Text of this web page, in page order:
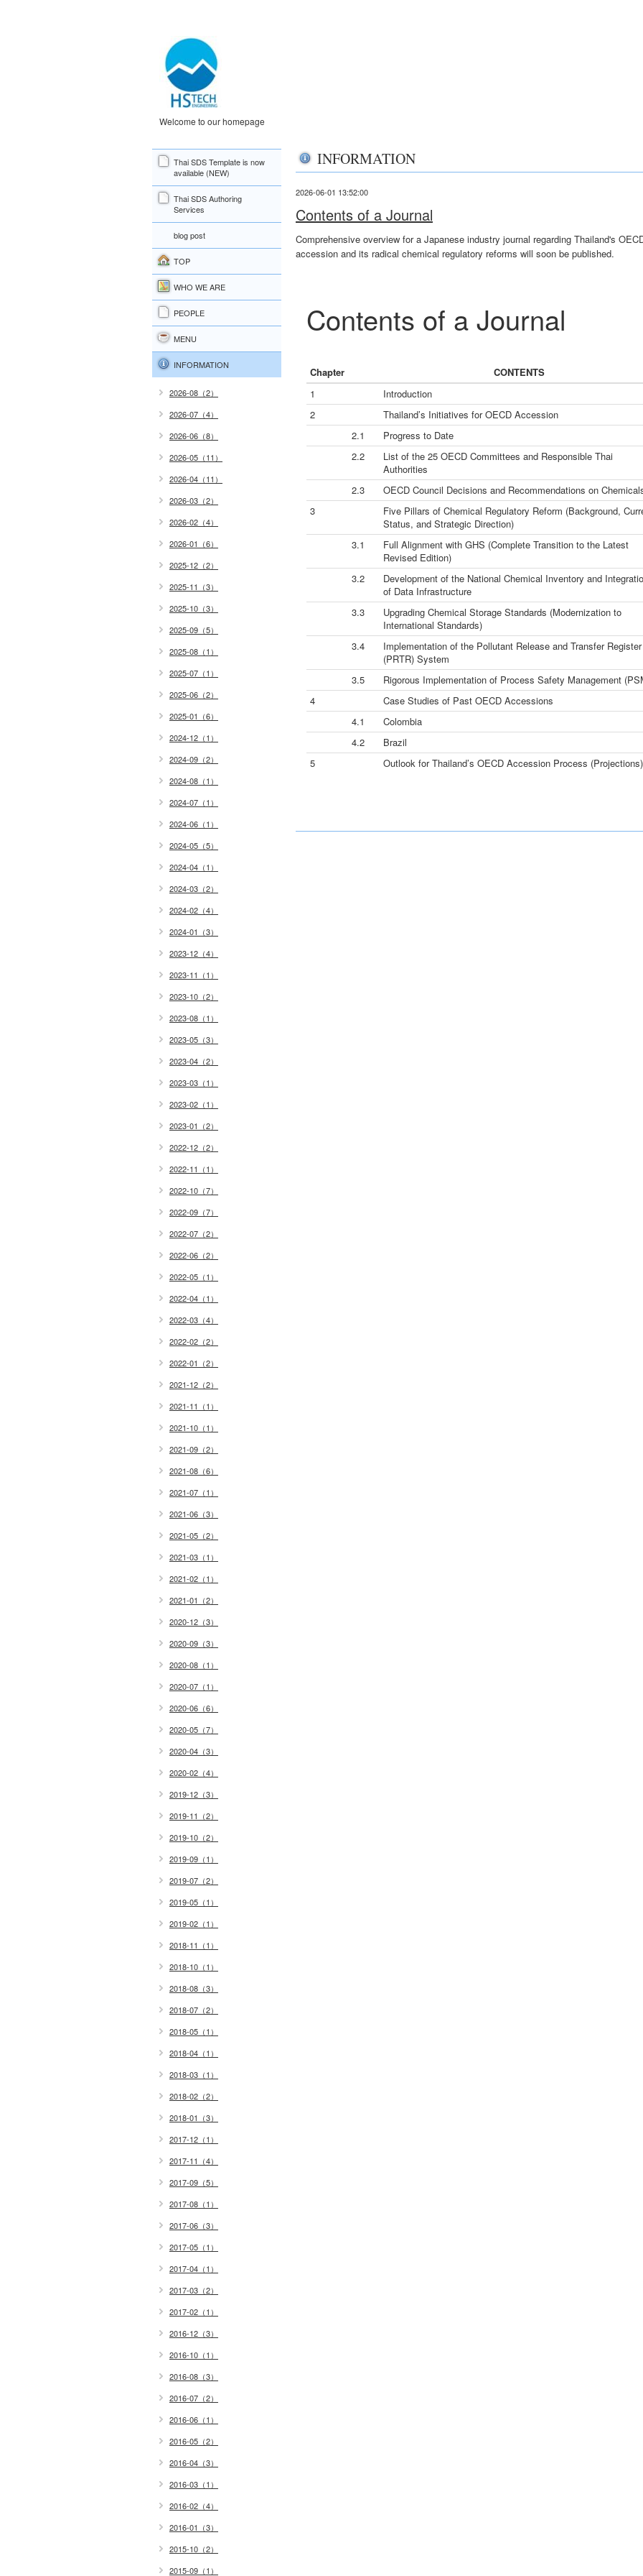
Welcome to our homepage
INFORMATION
2026-06-01 13:52:00
Contents of a Journal
Comprehensive overview for a Japanese industry journal regarding Thailand's
accession and its radical chemical regulatory reforms will soon be published.
Contents of a Journal
Chapter
CONTENTS
1
Introduction
2
Thailand’s Initiatives for OECD Accession
2.1
Progress to Date
2.2
List of the 25 OECD Committees and Responsible Thai
Authorities
2.3
OECD Council Decisions and Recommendations on
3
Five Pillars of Chemical Regulatory Reform (Background,
Status, and Strategic Direction)
3.1
Full Alignment with GHS (Complete Transition to the Latest
Revised Edition)
3.2
Development of the National Chemical Inventory and
of Data Infrastructure
3.3
Upgrading Chemical Storage Standards (Modernization to
International Standards)
3.4
Implementation of the Pollutant Release and Transfer Register
(PRTR) System
3.5
Rigorous Implementation of Process Safety Management
4
Case Studies of Past OECD Accessions
4.1
Colombia
4.2
Brazil
5
Outlook for Thailand’s OECD Accession Process (Projections)
Thai SDS Template is now
available (NEW)
Thai SDS Authoring
Services
blog post
TOP
WHO WE ARE
PEOPLE
MENU
INFORMATION
2026-08（2）
2026-07（4）
2026-06（8）
2026-05（11）
2026-04（11）
2026-03（2）
2026-02（4）
2026-01（6）
2025-12（2）
2025-11（3）
2025-10（3）
2025-09（5）
2025-08（1）
2025-07（1）
2025-06（2）
2025-01（6）
2024-12（1）
2024-09（2）
2024-08（1）
2024-07（1）
2024-06（1）
2024-05（5）
2024-04（1）
2024-03（2）
2024-02（4）
2024-01（3）
2023-12（4）
2023-11（1）
2023-10（2）
2023-08（1）
2023-05（3）
2023-04（2）
2023-03（1）
2023-02（1）
2023-01（2）
2022-12（2）
2022-11（1）
2022-10（7）
2022-09（7）
2022-07（2）
2022-06（2）
2022-05（1）
2022-04（1）
2022-03（4）
2022-02（2）
2022-01（2）
2021-12（2）
2021-11（1）
2021-10（1）
2021-09（2）
2021-08（6）
2021-07（1）
2021-06（3）
2021-05（2）
2021-03（1）
2021-02（1）
2021-01（2）
2020-12（3）
2020-09（3）
2020-08（1）
2020-07（1）
2020-06（6）
2020-05（7）
2020-04（3）
2020-02（4）
2019-12（3）
2019-11（2）
2019-10（2）
2019-09（1）
2019-07（2）
2019-05（1）
2019-02（1）
2018-11（1）
2018-10（1）
2018-08（3）
2018-07（2）
2018-05（1）
2018-04（1）
2018-03（1）
2018-02（2）
2018-01（3）
2017-12（1）
2017-11（4）
2017-09（5）
2017-08（1）
2017-06（3）
2017-05（1）
2017-04（1）
2017-03（2）
2017-02（1）
2016-12（3）
2016-10（1）
2016-08（3）
2016-07（2）
2016-06（1）
2016-05（2）
2016-04（3）
2016-03（1）
2016-02（4）
2016-01（3）
2015-10（2）
2015-09（1）